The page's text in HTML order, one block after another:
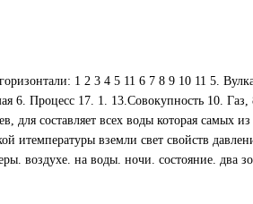
1 2 3 4 5 11 6 7 8 9 10 11 5.
6. Процесс 17. 1. 13.Совокупность 10.
составляет всех воды которая самых
вземли свет свойств
воздухе. на воды. ночи. состояние. два